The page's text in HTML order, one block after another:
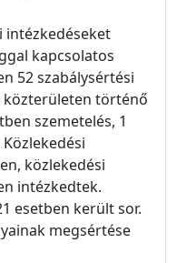
intézkedéseket
kapcsolatos
52 szabálysértési
közterületen történő
szemetelés, 1
közlekedési
intézkedtek.
esetben került sor.
megsértése